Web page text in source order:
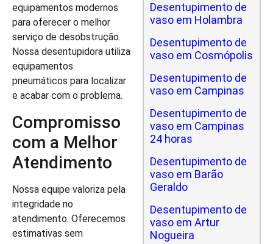
equipamentos modernos
para oferecer o melhor
serviço de desobstrução.
Nossa desentupidora utiliza
equipamentos
pneumáticos para localizar
e acabar com o problema.
Compromisso
com a Melhor
Atendimento
Nossa equipe valoriza pela
integridade no
atendimento. Oferecemos
estimativas sem
Desentupimento de
vaso em Holambra
Desentupimento de
vaso em Cosmópolis
Desentupimento de
vaso em Campinas
Desentupimento de
vaso em Campinas
24 horas
Desentupimento de
vaso em Barão
Geraldo
Desentupimento de
vaso em Artur
Nogueira